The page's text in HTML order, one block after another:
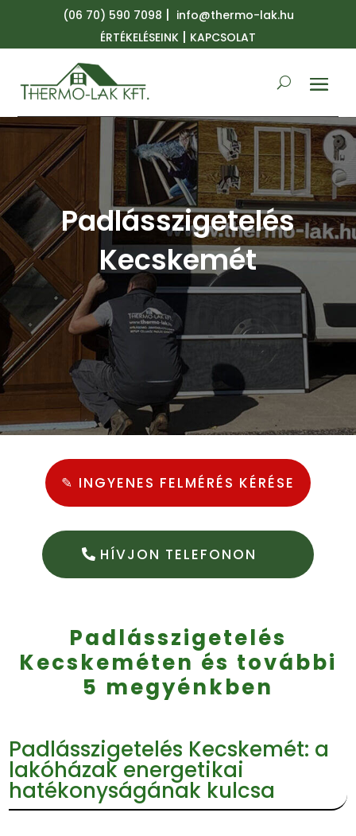
(06 70) 590 7098 | info@thermo-lak.hu
ÉRTÉKELÉSEINK | KAPCSOLAT
Padlásszigetelés
Kecskemét
✎ INGYENES FELMÉRÉS KÉRÉSE
HÍVJON TELEFONON
Padlásszigetelés
Kecskeméten és további
5 megyénkben
Padlásszigetelés Kecskemét: a
lakóházak energetikai
hatékonyságának kulcsa